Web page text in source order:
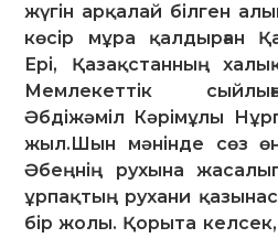
жүгін арқалай білген
көсір мұра қалдырған
Ері, Қазақстанның
Мемлекеттік
Әбдіжәміл Кәрімұлы
жыл.Шын мәнінде сөз
Әбеңнің рухына
ұрпақтың рухани
бір жолы. Қорыта келсек,